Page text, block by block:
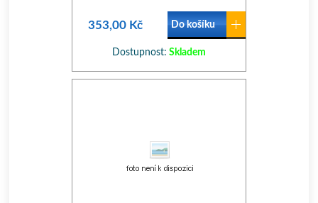
353,00 Kč Do košíku
Dostupnost: Skladem